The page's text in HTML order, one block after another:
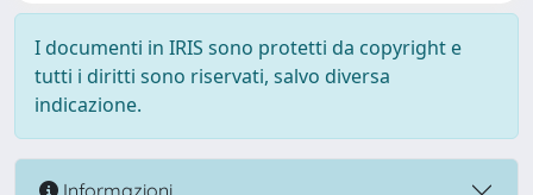
I documenti in IRIS sono protetti da copyright e
tutti i diritti sono riservati, salvo diversa
indicazione.
Informazioni